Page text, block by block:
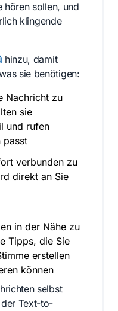
hören sollen, und
klingende
hinzu, damit
sie benötigen:
Nachricht zu
sie
und rufen
passt
verbunden zu
direkt an Sie
in der Nähe zu
Tipps, die Sie
erstellen
können
selbst
Text-to-